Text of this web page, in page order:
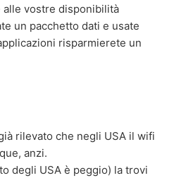
alle vostre disponibilità
un pacchetto dati e usate
risparmierete un
rilevato che negli USA il wifi
anzi.
degli USA è peggio) la trovi